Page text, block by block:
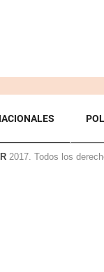
2017. Todos los